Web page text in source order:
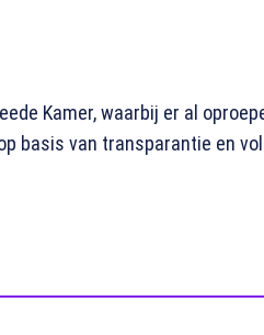
Kamer, waarbij er al
basis van transparantie en